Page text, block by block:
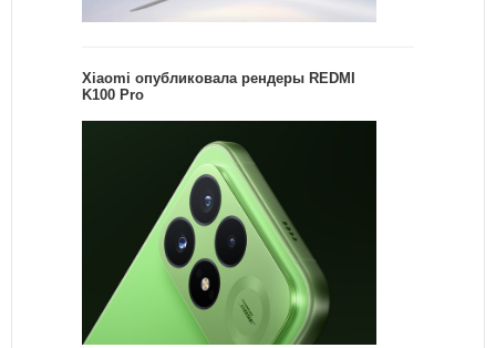
Xiaomi опубликовала рендеры REDMI
K100 Pro